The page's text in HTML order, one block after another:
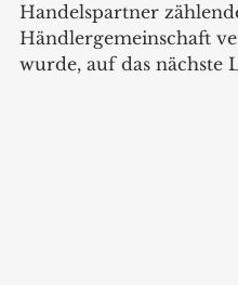
Handelspartner
Händlergemeinschaft
wurde, auf das nächste